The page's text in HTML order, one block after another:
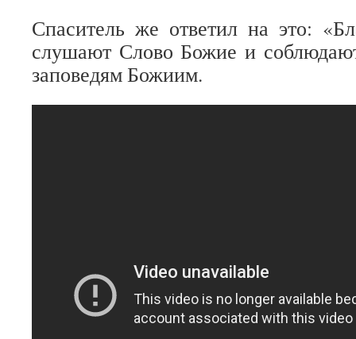
Спаситель же ответил на это:
слушают Слово Божие и
заповедям Божиим.